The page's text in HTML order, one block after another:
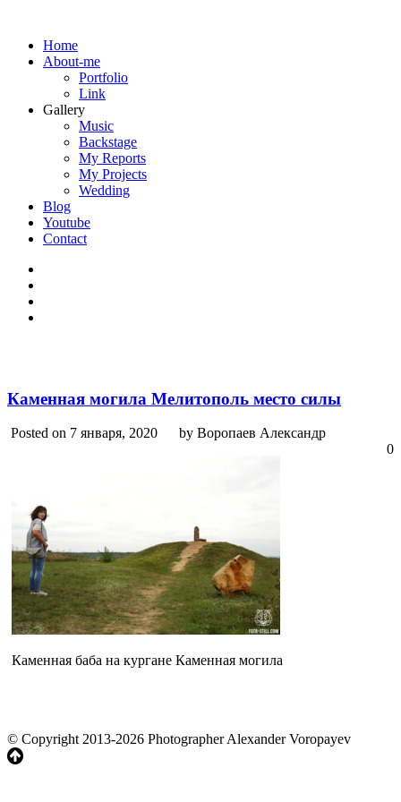
Home
About-me
Portfolio
Link
Gallery
Music
Backstage
My Reports
My Projects
Wedding
Blog
Youtube
Contact
Каменная могила Мелитополь место силы
Posted on 7 января, 2020
by Воропаев Александр
0
Каменная баба на кургане Каменная могила
© Copyright 2013-2026 Photographer Alexander Voropayev